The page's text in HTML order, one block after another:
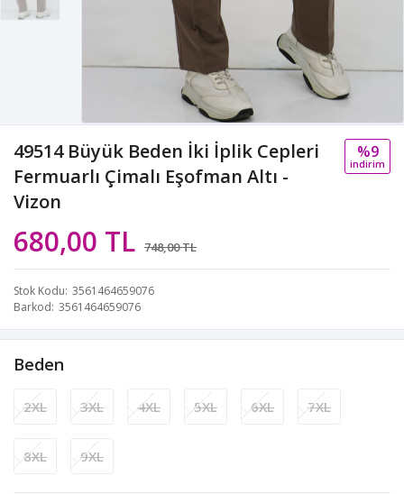
49514 Büyük Beden İki İplik Cepleri
Fermuarlı Çimalı Eşofman Altı -
Vizon
680,00 TL 748,00 TL
%9
i̇ndi̇ri̇m
Stok Kodu 3561464659076
Barkod 3561464659076
Beden
2XL 3XL 4XL 5XL 6XL 7XL
8XL 9XL